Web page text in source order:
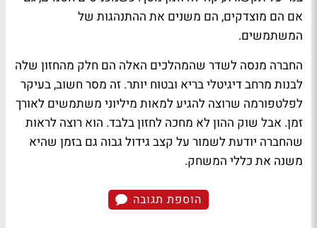
אם הם מוצדקים, הם משנים את ההתנהגות של
המשתמשים.
החברה מנסה לשדר שהמהלכים האלה הם חלק מהחזון שלה
לבנות מרחב דיגיטלי בריא ובטוח יותר. זה מסר חשוב, בעיקר
לפלטפורמה שרוצה להגיע למאות מיליוני משתמשים לאורך
זמן. אבל שוק ההון לא מחכה לחזון בלבד. הוא רוצה לראות
שהחברה יודעת לשמור על קצב גידול גבוה גם בזמן שהיא
משנה את כללי המשחק.
הוספת תגובה